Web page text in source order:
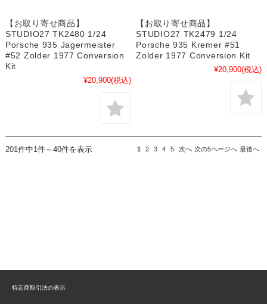
【お取り寄せ商品】
STUDIO27 TK2480 1/24
Porsche 935 Jagermeister
#52 Zolder 1977 Conversion
Kit
¥20,900(税込)
【お取り寄せ商品】
STUDIO27 TK2479 1/24
Porsche 935 Kremer #51
Zolder 1977 Conversion Kit
¥20,900(税込)
201件中1件～40件を表示 1 2 3 4 5 次へ 次の5ページへ 最後へ
特定商取引法の表示